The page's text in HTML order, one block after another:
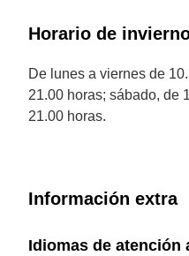
Horario de
De lunes a viernes de
21.00 horas; sábado, de
21.00 horas.
Información extra
Idiomas de atención